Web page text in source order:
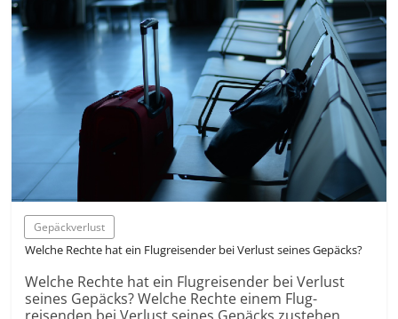
Gepäck­verlust
Welche Rechte hat ein Flug­reisender bei Verlust seines Gepäcks?
Welche Rechte hat ein Flug­reisender bei Verlust
seines Gepäcks? Welche Rechte einem Flug­
reisenden bei Verlust seines Gepäcks zustehen